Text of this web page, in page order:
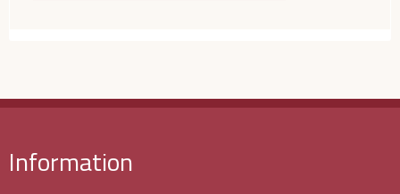
Information